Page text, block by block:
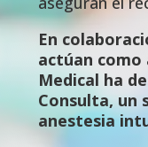
En
actúan como
Medical ha
Consulta, un
anestesia